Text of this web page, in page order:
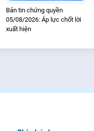
Bản tin chứng quyền
05/08/2026: Áp lực chốt lời
xuất hiện